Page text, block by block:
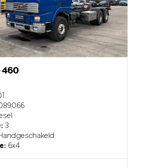
460
3
6x4